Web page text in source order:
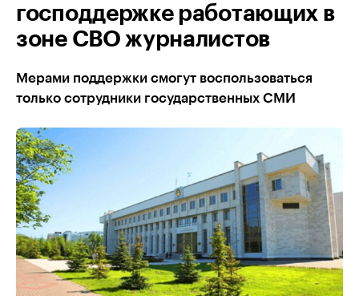
господдержке работающих в
зоне СВО журналистов
Мерами поддержки смогут воспользоваться
только сотрудники государственных СМИ